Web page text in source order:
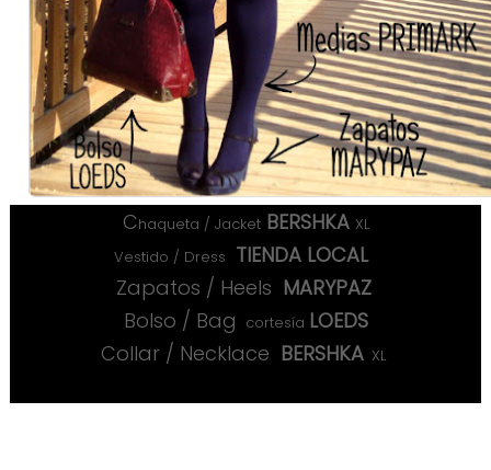
Chaqueta / Jacket BERSHKA XL
Vestido / Dress TIENDA LOCAL
Zapatos / Heels MARYPAZ
Bolso / Bag cortesía LOEDS
Collar / Necklace BERSHKA XL